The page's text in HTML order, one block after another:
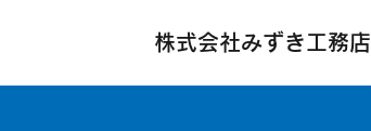
株式会社みずき工務店